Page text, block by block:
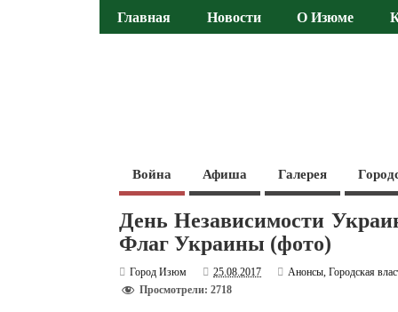
Главная Новости О Изюме
Война Афиша Галерея
День Независимости
Флаг Украины (фото)
Город Изюм 25.08.2017 Анонсы,Городская
Просмотрели: 2718